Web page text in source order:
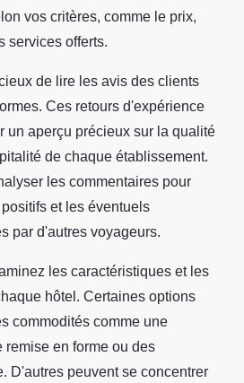
vos critères, comme le prix,
services offerts.
de lire les avis des clients
Ces retours d'expérience
un aperçu précieux sur la qualité
de chaque établissement.
les commentaires pour
et les éventuels
par d'autres voyageurs.
les caractéristiques et les
hôtel. Certaines options
commodités comme une
remise en forme ou des
D'autres peuvent se concentrer